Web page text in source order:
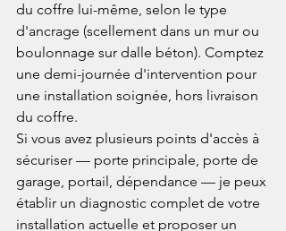
du coffre lui-même, selon le type
d'ancrage (scellement dans un mur ou
boulonnage sur dalle béton). Comptez
une demi-journée d'intervention pour
une installation soignée, hors livraison
du coffre.
Si vous avez plusieurs points d'accès à
sécuriser — porte principale, porte de
garage, portail, dépendance — je peux
établir un diagnostic complet de votre
installation actuelle et proposer un